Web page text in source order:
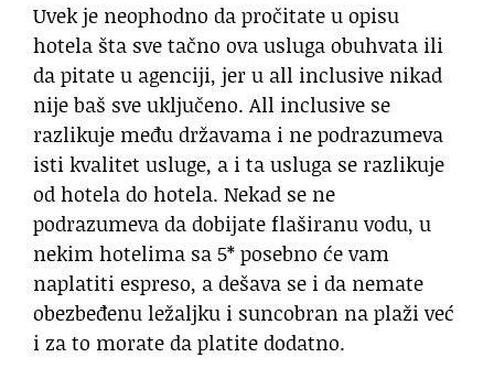
Uvek je neophodno da pročitate u opisu
hotela šta sve tačno ova usluga obuhvata ili
da pitate u agenciji, jer u all inclusive nikad
nije baš sve uključeno. All inclusive se
razlikuje među državama i ne podrazumeva
isti kvalitet usluge, a i ta usluga se razlikuje
od hotela do hotela. Nekad se ne
podrazumeva da dobijate flaširanu vodu, u
nekim hotelima sa 5* posebno će vam
naplatiti espreso, a dešava se i da nemate
obezbeđenu ležaljku i suncobran na plaži već
i za to morate da platite dodatno.